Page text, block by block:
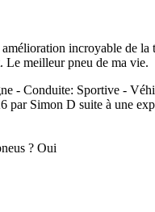
incroyable de
Le meilleur pneu de ma vie.
- Conduite: Sportive -
par Simon D suite à une
? Oui